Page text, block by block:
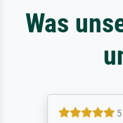
Was